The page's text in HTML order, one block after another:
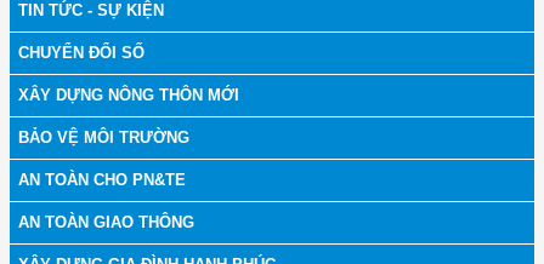
TIN TỨC - SỰ KIỆN
CHUYỂN ĐỔI SỐ
XÂY DỰNG NÔNG THÔN MỚI
BẢO VỆ MÔI TRƯỜNG
AN TOÀN CHO PN&TE
AN TOÀN GIAO THÔNG